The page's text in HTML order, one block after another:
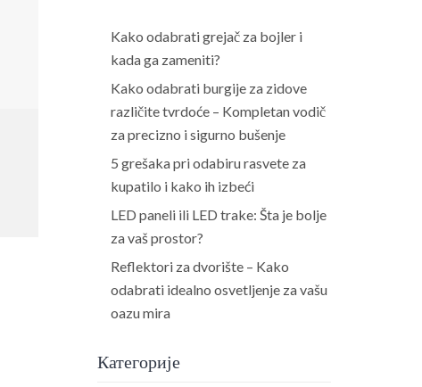
Kako odabrati grejač za bojler i
kada ga zameniti?
Kako odabrati burgije za zidove
različite tvrdoće – Kompletan vodič
za precizno i sigurno bušenje
5 grešaka pri odabiru rasvete za
kupatilo i kako ih izbeći
LED paneli ili LED trake: Šta je bolje
za vaš prostor?
Reflektori za dvorište – Kako
odabrati idealno osvetljenje za vašu
oazu mira
Категорије